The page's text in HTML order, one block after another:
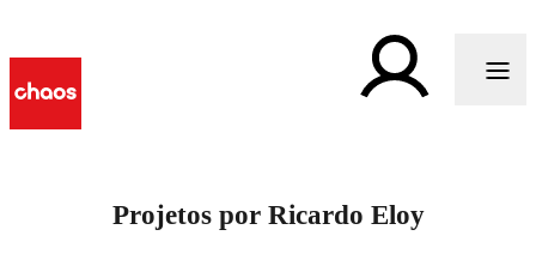
Projetos por Ricardo Eloy